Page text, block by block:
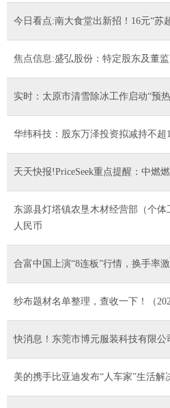
今日看点:南大食堂出新招！16元“苏
焦点信息:盛弘股份：特定股东及董
实时：太原市清雪除冰工作启动“预
华纬科技：股东万泽投资拟减持不超
天天快报!PriceSeek重点提醒：中燃
东源县灯塔镇农垦木材经营部（个
人民币
合富中国上演“8连板”行情，换手率
纱布题材名单整理，查收一下！（
快消息！东莞市博元服装科技有限公
美的携手比亚迪发布“人车家”生活解